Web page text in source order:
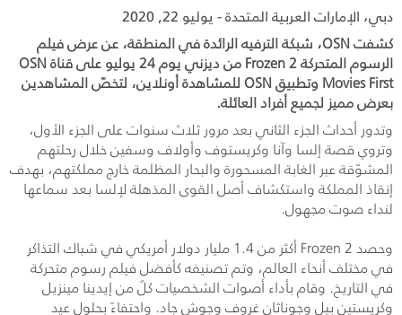
دبي، الإمارات العربية المتحدة - يوليو 22, 2020
كشفت OSN، شبكة الترفيه الرائدة في المنطقة، عن عرض فيلم
الرسوم المتحركة Frozen 2 من ديزني يوم 24 يوليو على قناة OSN
Movies First وتطبيق OSN للمشاهدة أونلاين، لتخصّ المشاهدين
بعرض مميز لجميع أفراد العائلة.
وتدور أحداث الجزء الثاني بعد مرور ثلاث سنوات على الجزء الأول،
وتروي قصة إلسا وآنا وكريستوف وأولاف وسفين خلال رحلتهم
المشوّقة عبر الغابة المسحورة والبحار المظلمة خارج مملكتهم، بهدف
إنقاذ المملكة واستكشاف أصل القوى المذهلة لإلسا بعد سماعها
لنداء صوت مجهول.
وحصدFrozen 2 أكثر من 1.4 مليار دولار أمريكي في شباك التذاكر
في مختلف أنحاء العالم، وتم تصنيفه كأفضل فيلم رسوم متحركة
في التاريخ. وقام بأداء أصوات الشخصيات كلٌ من إيدينا مينزيل
وكريستين بيل وجوناثان غروف وجوش جاد. واحتفاءً بحلول عيد